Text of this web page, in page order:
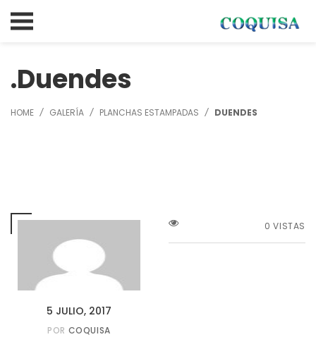
Duendes
HOME GALERÍA PLANCHAS ESTAMPADAS DUENDES
5 JULIO, 2017
POR COQUISA
0 VISTAS